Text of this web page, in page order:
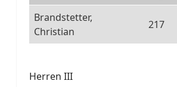
Brandstetter,
Christian
217
Herren III